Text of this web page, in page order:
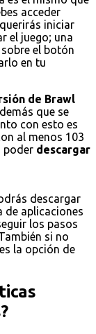
acceder
iniciar
el juego; una
el botón
en tu
de Brawl
que se
con esto es
al menos 103
poder descargar
descargar
de aplicaciones
los pasos
si no
la opción de